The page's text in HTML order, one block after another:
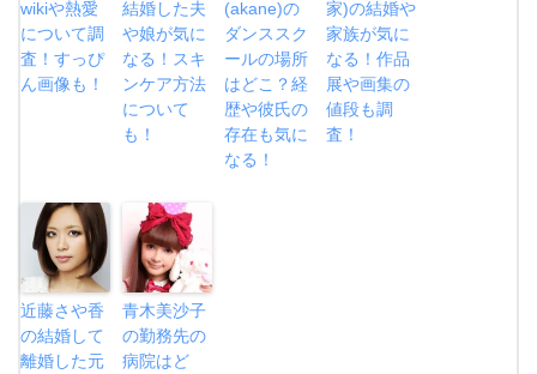
wikiや熱愛
について調
査！すっぴ
ん画像も！
結婚した夫
や娘が気に
なる！スキ
ンケア方法
について
も！
(akane)の
ダンススク
ールの場所
はどこ？経
歴や彼氏の
存在も気に
なる！
家)の結婚や
家族が気に
なる！作品
展や画集の
値段も調
査！
近藤さや香
の結婚して
離婚した元
青木美沙子
の勤務先の
病院はど